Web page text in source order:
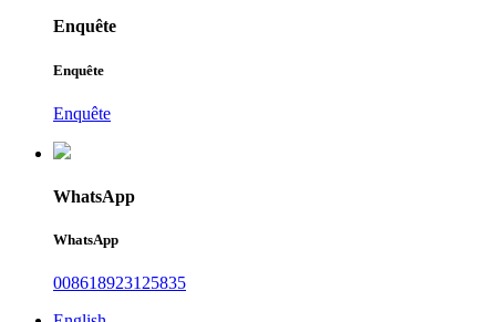
Enquête
Enquête
Enquête
WhatsApp
WhatsApp
008618923125835